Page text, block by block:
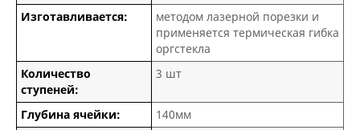
Изготавливается:
методом лазерной порезки и
применяется термическая гибка
оргстекла
Количество
ступеней:
3 шт
Глубина ячейки:
140мм